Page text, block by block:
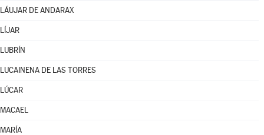
LÁUJAR DE ANDARAX
LÍJAR
LUBRÍN
LUCAINENA DE LAS TORRES
LÚCAR
MACAEL
MARÍA